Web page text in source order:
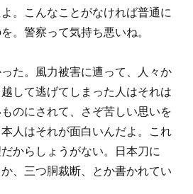
。こんなことがなければ普通に
。警察って気持ち悪いね。
た。風力被害に遭って、人々か
して逃げてしまった人はそれは
のにされて、さぞ苦しい思いを
人はそれが面白いんだよ。これ
からしょうがない。日本刀に
、三つ胴裁断、とか書かれてい